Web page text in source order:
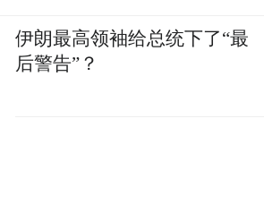
伊朗最高领袖给总统下了“最
后警告”？